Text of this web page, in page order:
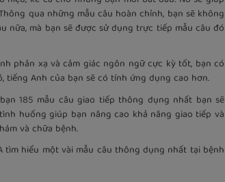
qua những mẫu câu hoàn chỉnh, bạn sẽ không
nữa, mà bạn sẽ được sử dụng trực tiếp mẫu câu đó
phản xạ và cảm giác ngôn ngữ cực kỳ tốt, bạn có
Anh của bạn sẽ có tính ứng dụng cao hơn.
185 mẫu câu giao tiếp thông dụng nhất bạn sẽ
huống giúp bạn nâng cao khả năng giao tiếp và
và chữa bệnh.
tìm hiểu một vài mẫu câu thông dụng nhất tại bệnh